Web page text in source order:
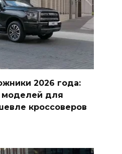
2026 года:
моделей для
кроссоверов